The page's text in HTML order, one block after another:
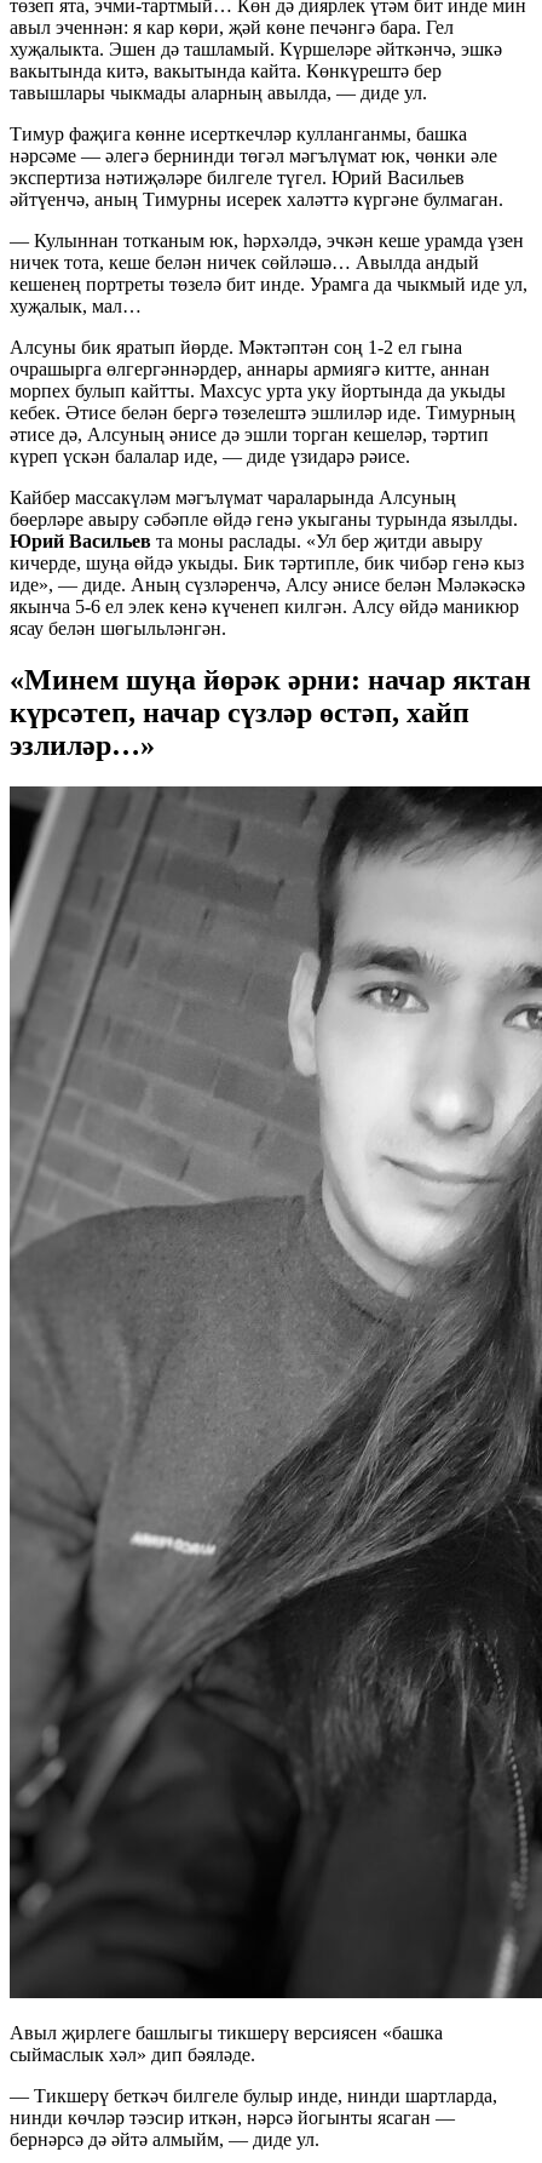
төзеп ята, эчми-тартмый… Көн дә диярлек үтәм бит инде мин
авыл эченнән: я кар көри, җәй көне печәнгә бара. Гел
хуҗалыкта. Эшен дә ташламый. Күршеләре әйткәнчә, эшкә
вакытында китә, вакытында кайта. Көнкүрештә бер
тавышлары чыкмады аларның авылда, — диде ул.
Тимур фаҗига көнне исерткечләр кулланганмы, башка
нәрсәме — әлегә бернинди төгәл мәгълүмат юк, чөнки әле
экспертиза нәтиҗәләре билгеле түгел. Юрий Васильев
әйтүенчә, аның Тимурны исерек халәттә күргәне булмаган.
— Кулыннан тотканым юк, һәрхәлдә, эчкән кеше урамда үзен
ничек тота, кеше белән ничек сөйләшә… Авылда андый
кешенең портреты төзелә бит инде. Урамга да чыкмый иде ул,
хуҗалык, мал…
Алсуны бик яратып йөрде. Мәктәптән соң 1-2 ел гына
очрашырга өлгергәннәрдер, аннары армиягә китте, аннан
морпех булып кайтты. Махсус урта уку йортында да укыды
кебек. Әтисе белән бергә төзелештә эшлиләр иде. Тимурның
әтисе дә, Алсуның әнисе дә эшли торган кешеләр, тәртип
күреп үскән балалар иде, — диде үзидарә рәисе.
Кайбер массакүләм мәгълүмат чараларында Алсуның
бөерләре авыру сәбәпле өйдә генә укыганы турында язылды.
Юрий Васильев та моны раслады. «Ул бер җитди авыру
кичерде, шуңа өйдә укыды. Бик тәртипле, бик чибәр генә кыз
иде», — диде. Аның сүзләренчә, Алсу әнисе белән Мәләкәскә
якынча 5-6 ел элек кенә күченеп килгән. Алсу өйдә маникюр
ясау белән шөгыльләнгән.
«Минем шуңа йөрәк әрни: начар яктан
күрсәтеп, начар сүзләр өстәп, хайп
эзлиләр…»
Авыл җирлеге башлыгы тикшерү версиясен «башка
сыймаслык хәл» дип бәяләде.
— Тикшерү беткәч билгеле булыр инде, нинди шартларда,
нинди көчләр тәэсир иткән, нәрсә йогынты ясаган —
бернәрсә дә әйтә алмыйм, — диде ул.